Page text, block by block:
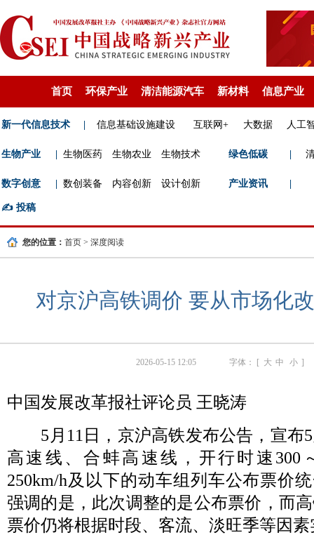
首页 环保产业 清洁能源汽车 新材料 信息产业
新一代信息技术 信息基础设施建设 互联网+ 大数据 人工
生物产业 生物医药 生物农业 生物技术 绿色低碳
数字创意 数创装备 内容创新 设计创新 产业资讯
✍️ 投稿
您的位置： 首页 > 深度阅读
对京沪高铁调价 要从市场化
2026-05-15 12:05 字体： [ 大 中 小 ]
中国发展改革报社评论员 王晓涛
5月11日，京沪高铁发布公告，宣布5
高速线、合蚌高速线，开行时速300
250km/h及以下的动车组列车公布票价
强调的是，此次调整的是公布票价，而
票价仍将根据时段、客流、淡旺季等因